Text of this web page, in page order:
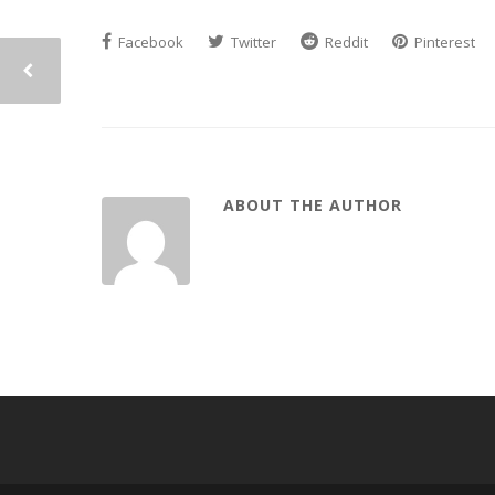
Facebook Twitter Reddit Pinterest
ABOUT THE AUTHOR